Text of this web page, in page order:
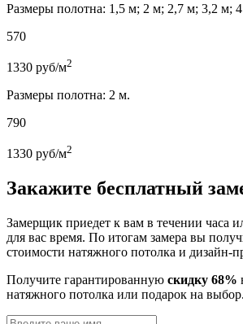
Размеры полотна: 1,5 м; 2 м; 2,7 м; 3,2 м;
570
1330 руб/м2
Размеры полотна: 2 м.
790
1330 руб/м2
Закажите бесплатный
Замерщик приедет к вам в течении часа
для вас время. По итогам замера вы
стоимости натяжного потолка и дизайн-
Получите гарантированную скидку 68%
натяжного потолка или подарок на выбор.